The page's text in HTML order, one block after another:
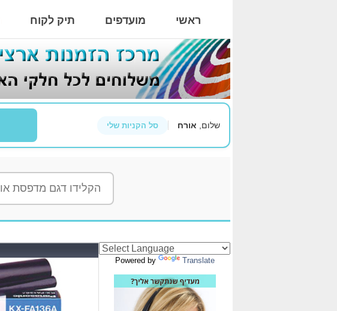
ראשי מועדפים תיק לקוח
שלום, אורח סל הקניות שלי
Powered by Translate